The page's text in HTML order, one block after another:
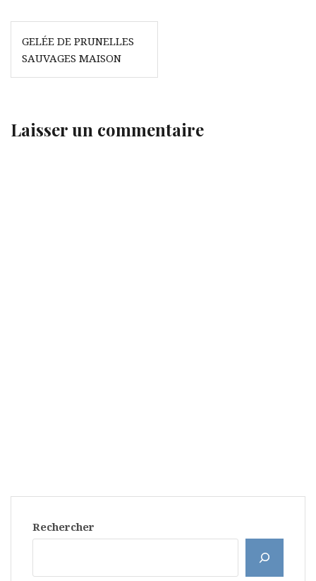
Navigation
de
l’article
GELÉE DE PRUNELLES
SAUVAGES MAISON
Laisser un commentaire
Rechercher